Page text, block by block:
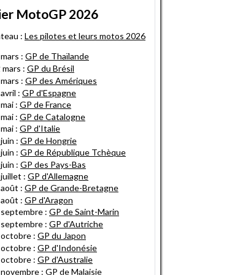
MotoGP 2026
: Les pilotes et leurs motos 2026
: GP de Thaïlande
mars : GP du Brésil
: GP des Amériques
: GP d'Espagne
: GP de France
: GP de Catalogne
: GP d'Italie
: GP de Hongrie
: GP de République Tchèque
: GP des Pays-Bas
: GP d'Allemagne
: GP de Grande-Bretagne
: GP d'Aragon
: GP de Saint-Marin
: GP d'Autriche
: GP du Japon
: GP d'Indonésie
: GP d'Australie
: GP de Malaisie